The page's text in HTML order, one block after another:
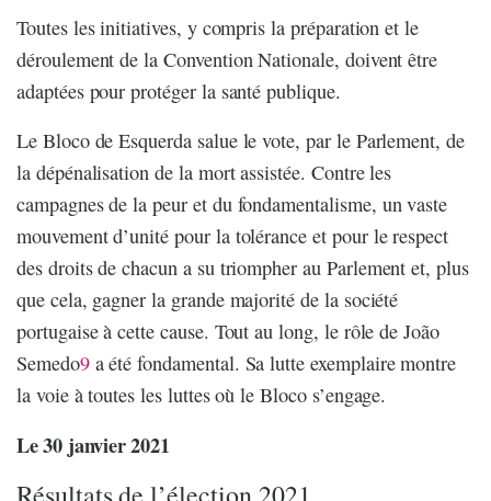
Toutes les initiatives, y compris la préparation et le
déroulement de la Convention Nationale, doivent être
adaptées pour protéger la santé publique.
Le Bloco de Esquerda salue le vote, par le Parlement, de
la dépénalisation de la mort assistée. Contre les
campagnes de la peur et du fondamentalisme, un vaste
mouvement d’unité pour la tolérance et pour le respect
des droits de chacun a su triompher au Parlement et, plus
que cela, gagner la grande majorité de la société
portugaise à cette cause. Tout au long, le rôle de João
Semedo9a été fondamental. Sa lutte exemplaire montre
la voie à toutes les luttes où le Bloco s’engage.
Le 30 janvier 2021